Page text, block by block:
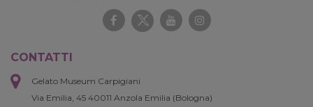
CONTATTI
Gelato Museum Carpigiani
Via Emilia, 45 40011 Anzola Emilia (Bologna)